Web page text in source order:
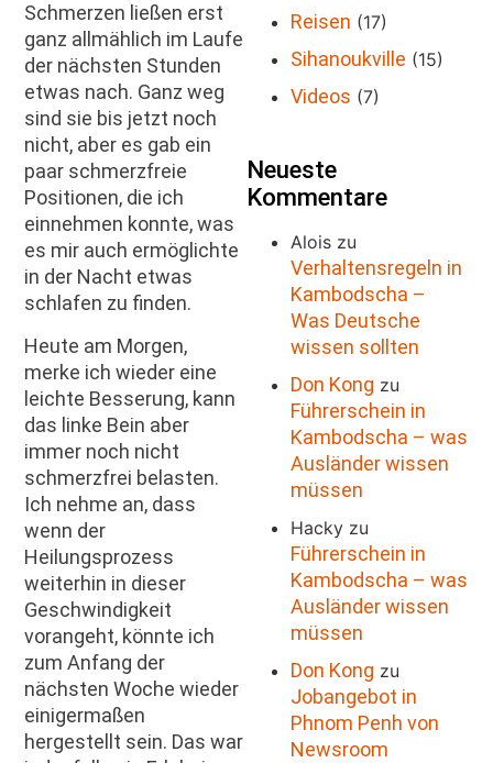
Schmerzen ließen erst
ganz allmählich im Laufe
der nächsten Stunden
etwas nach. Ganz weg
sind sie bis jetzt noch
nicht, aber es gab ein
paar schmerzfreie
Positionen, die ich
einnehmen konnte, was
es mir auch ermöglichte
in der Nacht etwas
schlafen zu finden.
Heute am Morgen,
merke ich wieder eine
leichte Besserung, kann
das linke Bein aber
immer noch nicht
schmerzfrei belasten.
Ich nehme an, dass
wenn der
Heilungsprozess
weiterhin in dieser
Geschwindigkeit
vorangeht, könnte ich
zum Anfang der
nächsten Woche wieder
einigermaßen
hergestellt sein. Das war
Reisen (17)
Sihanoukville (15)
Videos (7)
Neueste
Kommentare
Alois zu
Verhaltensregeln in
Kambodscha –
Was Deutsche
wissen sollten
Don Kong zu
Führerschein in
Kambodscha – was
Ausländer wissen
müssen
Hacky zu
Führerschein in
Kambodscha – was
Ausländer wissen
müssen
Don Kong zu
Jobangebot in
Phnom Penh von
Newsroom